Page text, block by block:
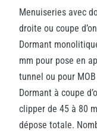
Menuiseries avec
droite ou coupe
Dormant
mm pour pose en
tunnel ou pour
Dormant à coupe
clipper de 45 à 80
dépose totale.